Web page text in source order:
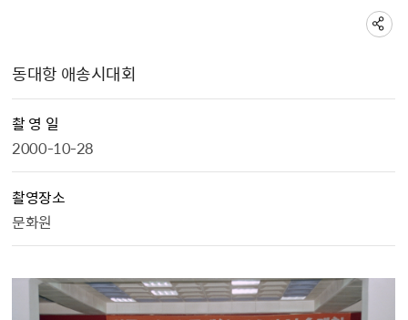
동대항 애송시대회
촬 영 일
2000-10-28
촬영장소
문화원